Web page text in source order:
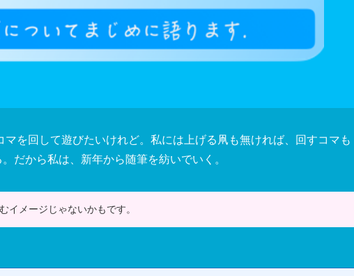
を回して遊びたいけれど。私には上げる凧も無ければ、回すコマも
だから私は、新年から随筆を紡いでいく。
イメージじゃないかもです。